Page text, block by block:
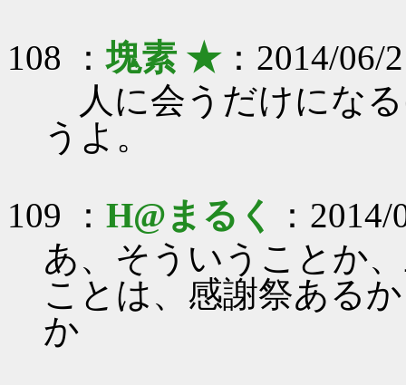
108 ：塊素 ★：2014/06/
人に会うだけにな
うよ。
109 ： H@まるく
：
あ、そういうことか
ことは、感謝祭ある
か